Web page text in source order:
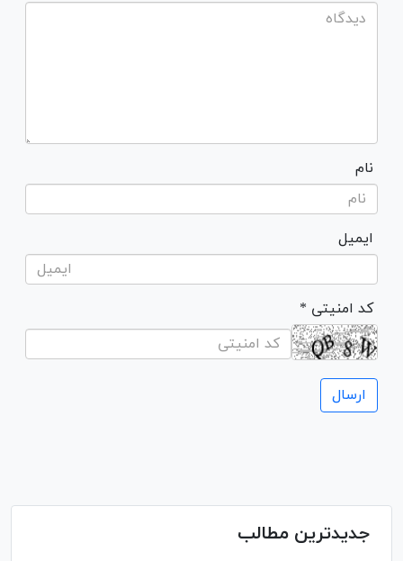
نام
ایمیل
* کد امنیتی
جدیدترین مطالب